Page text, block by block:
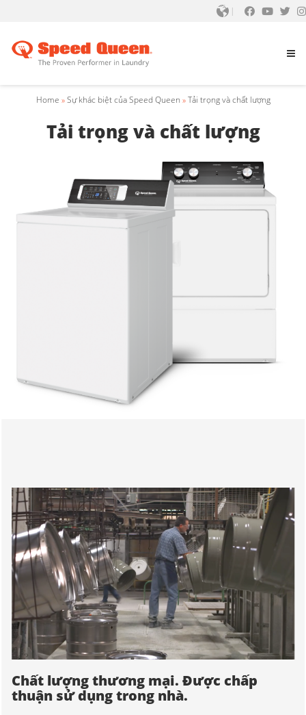
Home »Sự khác biệt của Speed Queen »Tải trọng và chất lượng
Tải trọng và chất lượng
Chất lượng thương mại. Được chấp
thuận sử dụng trong nhà.